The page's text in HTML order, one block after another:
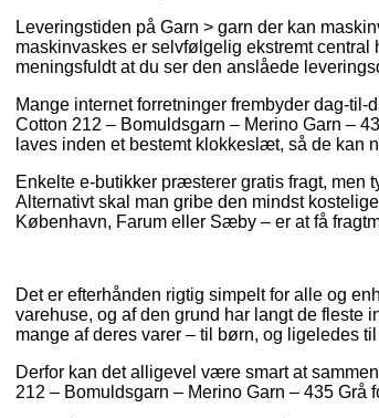
Leveringstiden på Garn > garn der kan
maskinvaskes er selvfølgelig ekstremt
meningsfuldt at du ser den anslåede
Mange internet forretninger frembyder dag-
Cotton 212 – Bomuldsgarn – Merino Garn –
laves inden et bestemt klokkeslæt, så de kan
Enkelte e-butikker præsterer gratis fragt, men
Alternativt skal man gribe den mindst
København, Farum eller Sæby – er at få
Det er efterhånden rigtig simpelt for alle og
varehuse, og af den grund har langt de fleste
mange af deres varer – til børn, og ligeledes
Derfor kan det alligevel være smart at
212 – Bomuldsgarn – Merino Garn – 435 Grå